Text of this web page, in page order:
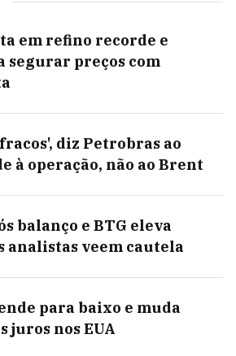
em refino recorde e
segurar preços com
diz Petrobras ao
à operação, não ao Brent
balanço e BTG eleva
analistas veem cautela
para baixo e muda
juros nos EUA